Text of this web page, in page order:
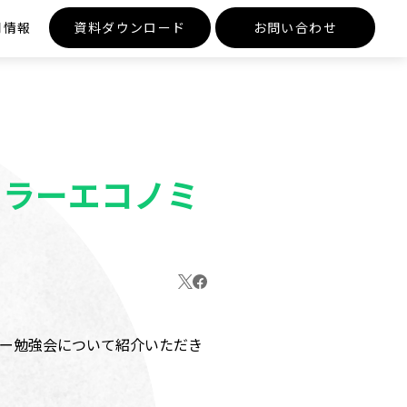
報 資料ダウンロード お問い合わせ
ーエコノミ
勉強会について紹介いただき